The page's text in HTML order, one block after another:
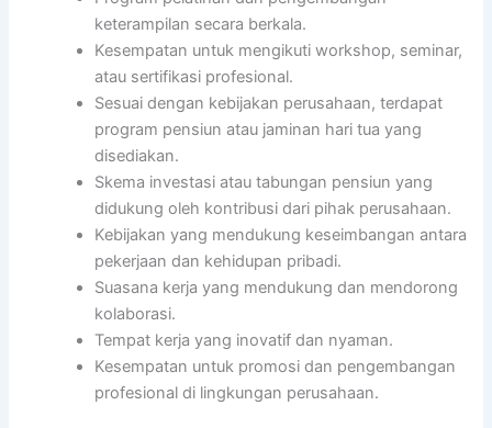
keterampilan secara berkala.
Kesempatan untuk mengikuti workshop, seminar,
atau sertifikasi profesional.
Sesuai dengan kebijakan perusahaan, terdapat
program pensiun atau jaminan hari tua yang
disediakan.
Skema investasi atau tabungan pensiun yang
didukung oleh kontribusi dari pihak perusahaan.
Kebijakan yang mendukung keseimbangan antara
pekerjaan dan kehidupan pribadi.
Suasana kerja yang mendukung dan mendorong
kolaborasi.
Tempat kerja yang inovatif dan nyaman.
Kesempatan untuk promosi dan pengembangan
profesional di lingkungan perusahaan.